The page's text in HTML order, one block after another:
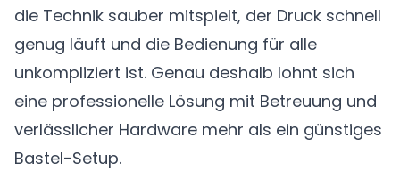
die Technik sauber mitspielt, der Druck schnell
genug läuft und die Bedienung für alle
unkompliziert ist. Genau deshalb lohnt sich
eine professionelle Lösung mit Betreuung und
verlässlicher Hardware mehr als ein günstiges
Bastel-Setup.